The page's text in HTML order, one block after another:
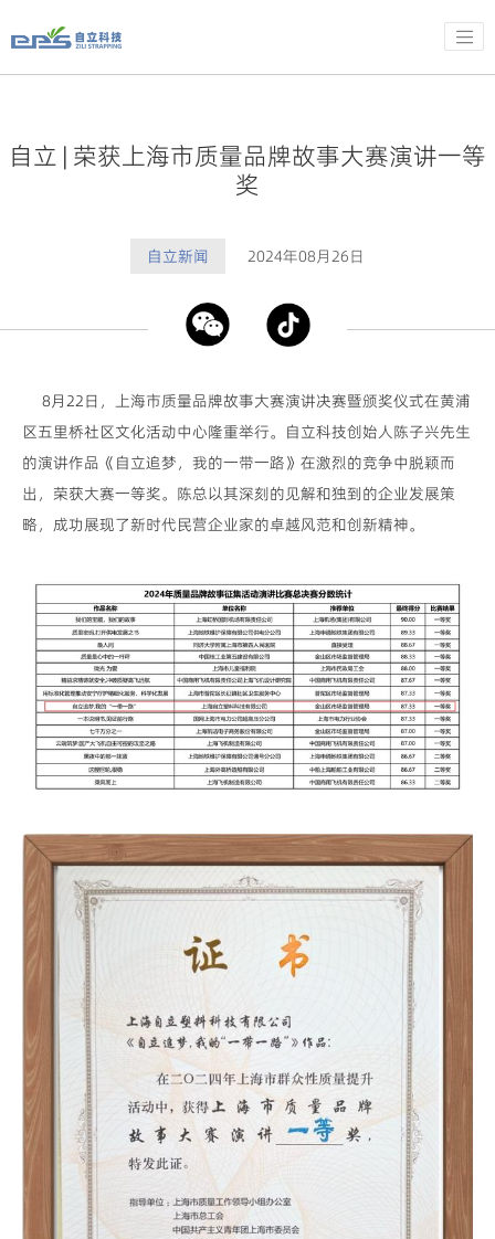
自立 | 荣获上海市质量品牌故事大赛演讲一等
奖
自立新闻 2024年08月26日
8月22日，上海市质量品牌故事大赛演讲决赛暨颁奖仪式在黄浦
区五里桥社区文化活动中心隆重举行。自立科技创始人陈子兴先生
的演讲作品《自立追梦，我的一带一路》在激烈的竞争中脱颖而
出，荣获大赛一等奖。陈总以其深刻的见解和独到的企业发展策
略，成功展现了新时代民营企业家的卓越风范和创新精神。